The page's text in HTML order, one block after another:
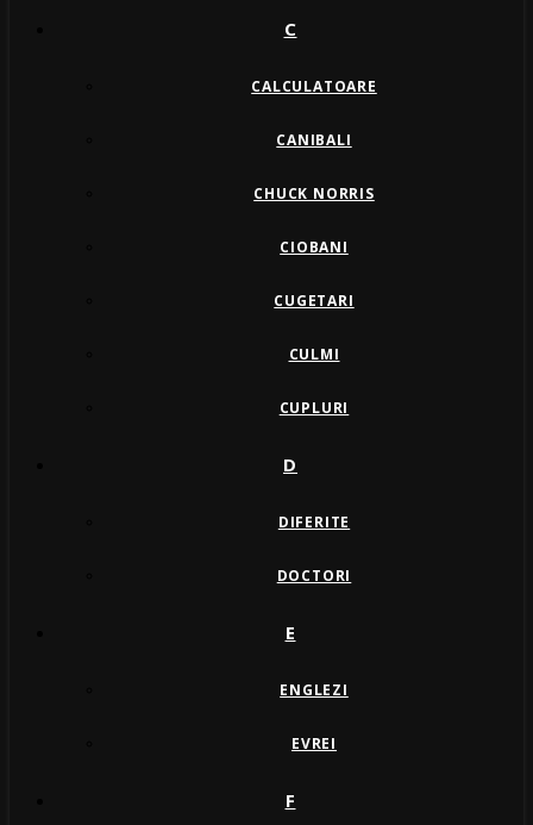
C
CALCULATOARE
CANIBALI
CHUCK NORRIS
CIOBANI
CUGETARI
CULMI
CUPLURI
D
DIFERITE
DOCTORI
E
ENGLEZI
EVREI
F